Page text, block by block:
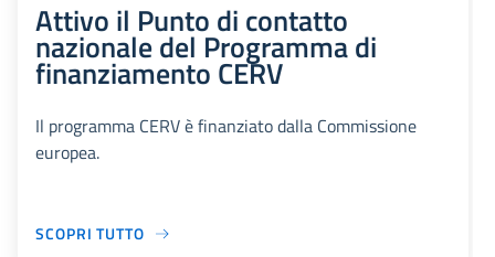
Attivo il Punto di contatto
nazionale del Programma di
finanziamento CERV
Il programma CERV è finanziato dalla Commissione
europea.
SCOPRI TUTTO